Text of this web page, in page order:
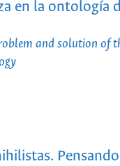
en la ontología
and solution of